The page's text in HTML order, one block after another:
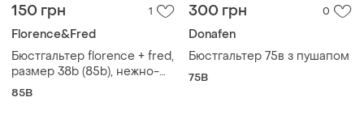
150 грн 1
Florence&Fred
Бюстгальтер florence + fred,
размер 38b (85b), нежно-
розовый с кружевом
85B
300 грн 0
Donafen
Бюстгальтер 75в з пушапом
75B